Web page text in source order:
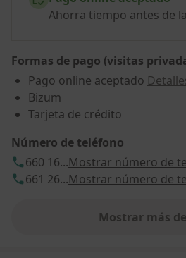
Ahorra tiempo antes de
Formas de pago (visitas
Pago online aceptado
Bizum
Tarjeta de crédito
Número de teléfono
660 16...Mostrar número de
661 26...Mostrar número de
Mostrar más